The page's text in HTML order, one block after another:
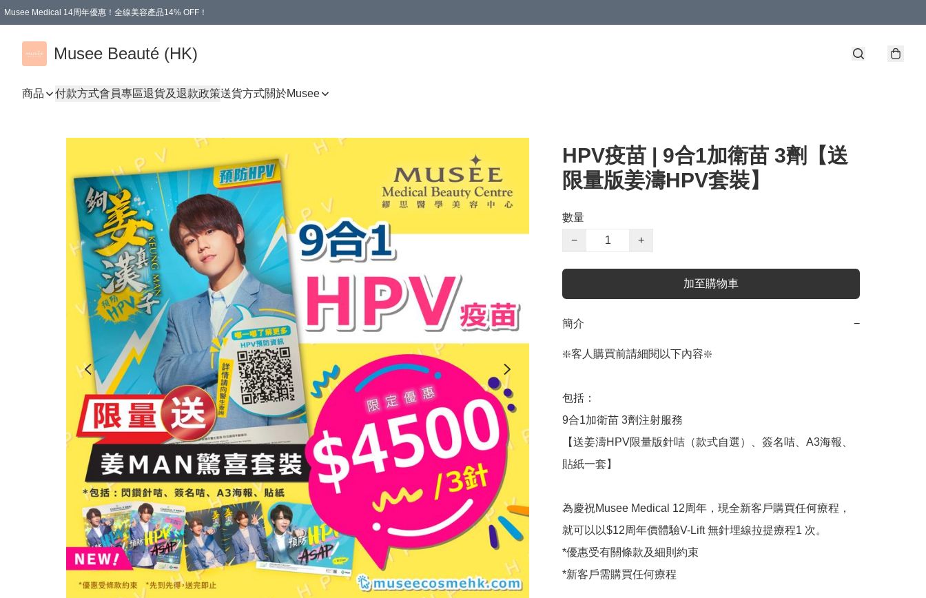
Musee Medical 14周年優惠！全線美容產品14% OFF！
Musee Beauté (HK)
商品 付款方式會員專區退貨及退款政策送貨方式關於Musee
HPV疫苗 | 9合1加衛苗 3劑【送
限量版姜濤HPV套裝】
數量
−
+
加至購物車
簡介 −
❇️客人購買前請細閱以下內容❇️
包括：
9合1加衛苗 3劑注射服務
【送姜濤HPV限量版針咭（款式自選）、簽名咭、A3海報、
貼紙一套】
為慶祝Musee Medical 12周年，現全新客戶購買任何療程，
就可以以$12周年價體驗V-Lift 無針埋線拉提療程1 次。
*優惠受有關條款及細則約束
*新客戶需購買任何療程